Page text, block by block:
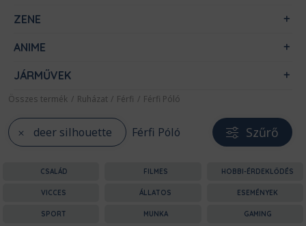
ZENE
ANIME
JÁRMŰVEK
Összes termék / Ruházat / Férfi / Férfi Póló
deer silhouette Férfi Póló Szűrő
CSALÁD FILMES HOBBI-ÉRDEKLŐDÉS
VICCES ÁLLATOS ESEMÉNYEK
SPORT MUNKA GAMING